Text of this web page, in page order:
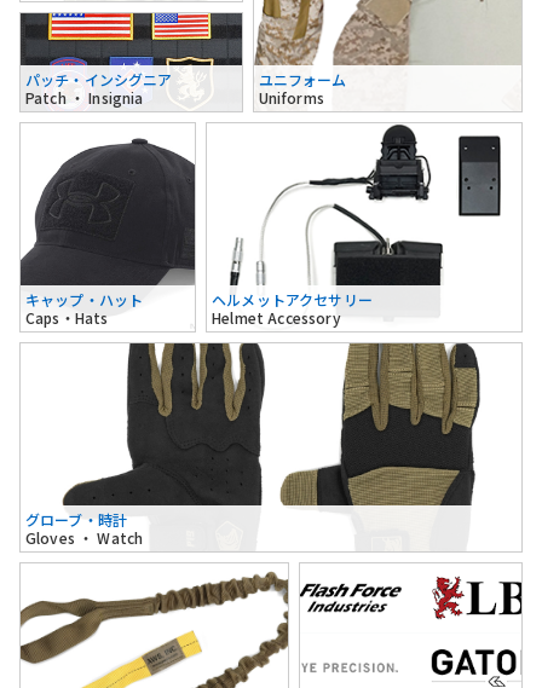
パッチ・インシグニア
Patch ・ Insignia
ユニフォーム
Uniforms
キャップ・ハット
Caps・Hats
ヘルメットアクセサリー
Helmet Accessory
グローブ・時計
Gloves ・ Watch